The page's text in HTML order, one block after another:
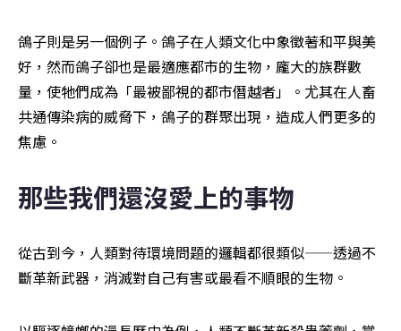
鴿子則是另一個例子。鴿子在人類文化中象徵著和平與美
好，然而鴿子卻也是最適應都市的生物，龐大的族群數
量，使牠們成為「最被鄙視的都市僭越者」。尤其在人畜
共通傳染病的威脅下，鴿子的群聚出現，造成人們更多的
焦慮。
那些我們還沒愛上的事物
從古到今，人類對待環境問題的邏輯都很類似——透過不
斷革新武器，消滅對自己有害或最看不順眼的生物。